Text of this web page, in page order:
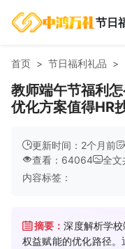
节日
首页 节日福利礼品
教师端午节福利
优化方案值得HR
更新时间：2个月前
查看：64064
全文
内容标签：
摘要：深度解析学
权益赋能的优化路径